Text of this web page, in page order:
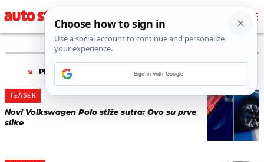
PRONAĐENO 104 REZULTATA ZA TAG “
TEASER
Novi Volkswagen Polo stiže sutra: Ovo su prve
slike
Sign in with Google